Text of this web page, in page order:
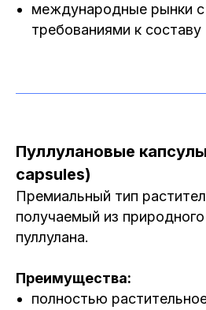
международные рынки
требованиями к составу
Пуллулановые
capsules)
Премиальный тип
получаемый из
пуллулана.
Преимущества:
полностью